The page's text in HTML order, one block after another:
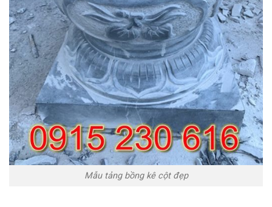
Mẫu tảng bồng kê cột đẹp